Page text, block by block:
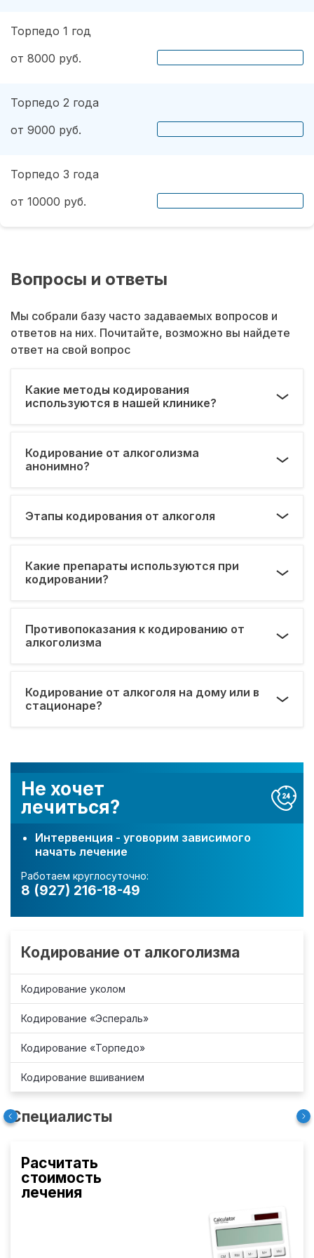
Не хочет
лечиться?
Интервенция - уговорим зависимого
начать лечение
Работаем круглосуточно:
8 (927) 216-18-49
Кодирование от алкоголизма
Кодирование уколом
Кодирование «Эспераль»
Кодирование «Торпедо»
Кодирование вшиванием
Специалисты
Расчитать
стоимость
лечения
Торпедо 1 год
от 8000 руб.
Торпедо 2 года
от 9000 руб.
Торпедо 3 года
от 10000 руб.
Вопросы и ответы
Мы собрали базу часто задаваемых вопросов и
ответов на них. Почитайте, возможно вы найдете
ответ на свой вопрос
Какие методы кодирования
используются в нашей клинике?
Кодирование от алкоголизма
анонимно?
Этапы кодирования от алкоголя
Какие препараты используются при
кодировании?
Противопоказания к кодированию от
алкоголизма
Кодирование от алкоголя на дому или в
стационаре?